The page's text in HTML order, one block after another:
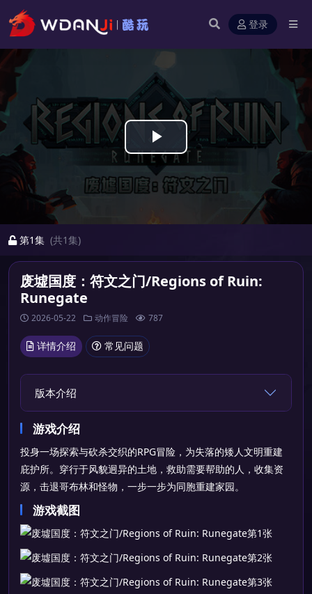
登录
Play
Video
第1集 (共1集)
废墟国度：符文之门/Regions of Ruin:
Runegate
2026-05-22 动作冒险 787
详情介绍 常见问题
版本介绍
游戏介绍
投身一场探索与砍杀交织的RPG冒险，为失落的矮人文明重建
庇护所。穿行于风貌迥异的土地，救助需要帮助的人，收集资
源，击退哥布林和怪物，一步一步为同胞重建家园。
游戏截图